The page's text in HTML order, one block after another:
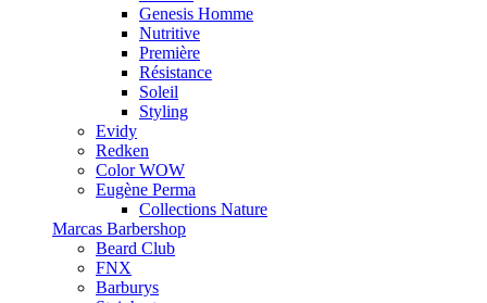
Genesis Homme
Nutritive
Première
Résistance
Soleil
Styling
Evidy
Redken
Color WOW
Eugène Perma
Collections Nature
Marcas Barbershop
Beard Club
FNX
Barburys